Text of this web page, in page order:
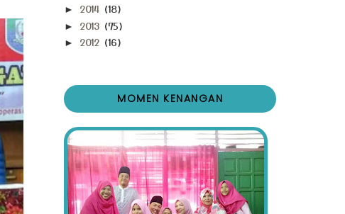
► 2014 (18)
► 2013 (75)
► 2012 (16)
MOMEN KENANGAN